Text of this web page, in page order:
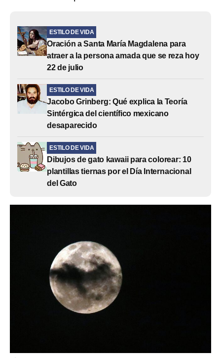
ESTILO DE VIDA
Oración a Santa María Magdalena para
atraer a la persona amada que se reza hoy
22 de julio
ESTILO DE VIDA
Jacobo Grinberg: Qué explica la Teoría
Sintérgica del científico mexicano
desaparecido
ESTILO DE VIDA
Dibujos de gato kawaii para colorear: 10
plantillas tiernas por el Día Internacional
del Gato